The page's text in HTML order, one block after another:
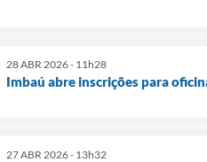
28 ABR 2026 - 11h28
Imbaú abre inscrições para
27 ABR 2026 - 13h32